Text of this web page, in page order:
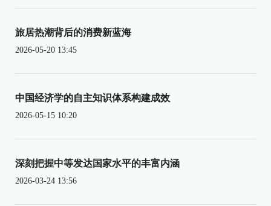
旅居热潮背后的消费新蓝海
2026-05-20 13:45
中国经济学的自主知识体系构建成效
2026-05-15 10:20
深刻把握中等发达国家水平的丰富内涵
2026-03-24 13:56